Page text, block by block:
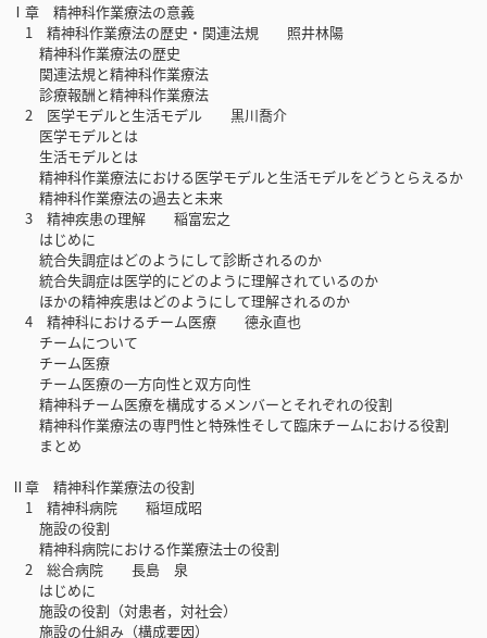
Ⅰ章 精神科作業療法の意義
1 精神科作業療法の歴史・関連法規 照井林陽
精神科作業療法の歴史
関連法規と精神科作業療法
診療報酬と精神科作業療法
2 医学モデルと生活モデル 黒川喬介
医学モデルとは
生活モデルとは
精神科作業療法における医学モデルと生活モデルをどうとらえるか
精神科作業療法の過去と未来
3 精神疾患の理解 稲富宏之
はじめに
統合失調症はどのようにして診断されるのか
統合失調症は医学的にどのように理解されているのか
ほかの精神疾患はどのようにして理解されるのか
4 精神科におけるチーム医療 德永直也
チームについて
チーム医療
チーム医療の一方向性と双方向性
精神科チーム医療を構成するメンバーとそれぞれの役割
精神科作業療法の専門性と特殊性そして臨床チームにおける役割
まとめ
Ⅱ章 精神科作業療法の役割
1 精神科病院 稲垣成昭
施設の役割
精神科病院における作業療法士の役割
2 総合病院 長島 泉
はじめに
施設の役割（対患者，対社会）
施設の仕組み（構成要因）